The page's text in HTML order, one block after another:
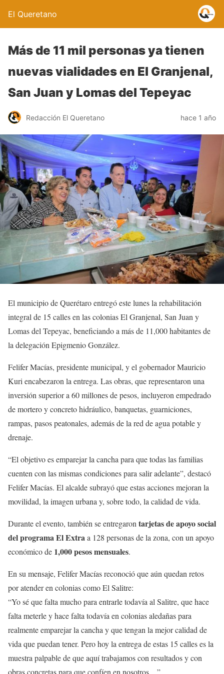
El Queretano
Más de 11 mil personas ya tienen
nuevas vialidades en El Granjenal,
San Juan y Lomas del Tepeyac
Redacción El Queretano hace 1 año
El municipio de Querétaro entregó este lunes la rehabilitación
integral de 15 calles en las colonias El Granjenal, San Juan y
Lomas del Tepeyac, beneficiando a más de 11,000 habitantes de
la delegación Epigmenio González.
Felifer Macías, presidente municipal, y el gobernador Mauricio
Kuri encabezaron la entrega. Las obras, que representaron una
inversión superior a 60 millones de pesos, incluyeron empedrado
de mortero y concreto hidráulico, banquetas, guarniciones,
rampas, pasos peatonales, además de la red de agua potable y
drenaje.
“El objetivo es emparejar la cancha para que todas las familias
cuenten con las mismas condiciones para salir adelante”, destacó
Felifer Macías. El alcalde subrayó que estas acciones mejoran la
movilidad, la imagen urbana y, sobre todo, la calidad de vida.
Durante el evento, también se entregaron tarjetas de apoyo social
del programa El Extraa 128 personas de la zona, con un apoyo
económico de 1,000 pesos mensuales.
En su mensaje, Felifer Macías reconoció que aún quedan retos
por atender en colonias como El Salitre:
“Yo sé que falta mucho para entrarle todavía al Salitre, que hace
falta meterle y hace falta todavía en colonias aledañas para
realmente emparejar la cancha y que tengan la mejor calidad de
vida que puedan tener. Pero hoy la entrega de estas 15 calles es la
muestra palpable de que aquí trabajamos con resultados y con
obras concretas para que confíen en nosotros…”.